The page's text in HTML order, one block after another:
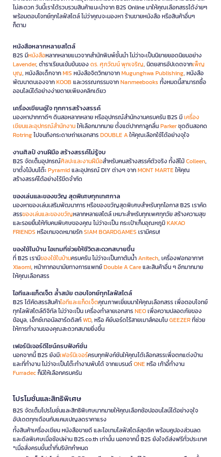
ไม่สะดวก วันนี้เราได้รวบรวมสินค้าแนะนำจาก B2S Online มาให้คุณเลือกสรรได้ง่ายๆ
พร้อมตอบโจทย์ทุกไลฟ์สไตล์ ไม่ว่าคุณจะมองหา ร้านขายหนังสือ หรือสินค้าอื่นๆ
ก็ตาม
หนังสือหลากหลายสไตล์
B2S มีหนังสือหลากหลายแนวจากสำนักพิมพ์ชั้นนำ ไม่ว่าจะเป็นนิยายยอดนิยมอย่าง
Lavender, ตำราเรียนเข้มข้นของดร. ศุภวัฒน์ พุกเจริญ, นิตยสารอัปเดตจากเพ็ญ
บุญ, หนังสือเด็กจากMIS หนังสือจิตวิทยาจากMugunghwa Publishing, หนังสือ
พัฒนาตนเองจากKOOB และวรรณกรรมจากNanmeebooks ทั้งหมดนี้สามารถซื้อ
ออนไลน์ได้อย่างง่ายดายเพียงคลิกเดียว
เครื่องเขียนคู่ใจ ทุกการสร้างสรรค์
มองหาปากกาดีๆ ดินสอหลากหลาย หรืออุปกรณ์สำนักงานครบครัน B2S มีเครื่อง
เขียนและอุปกรณ์สำนักงานให้เลือกมากมาย ตั้งแต่ปากกาลูกลื่นParkerชุดดินสอกด
Rotringไปจนถึงกระดาษถ่ายเอกสารDOUBLE Aให้คุณเลือกใช้ได้อย่างจุใจ
งานศิลป์ งานฝีมือ สร้างสรรค์ไม่รู้จบ
B2S จัดเต็มอุปกรณ์ศิลปะและงานฝีมือสำหรับคนสร้างสรรค์ตัวจริง ทั้งสีไม้Colleen,
ขาตั้งไม้บนโต๊ะPyramidและอุปกรณ์ DIY ต่างๆ จากMONT MARTEให้คุณ
สร้างสรรค์ได้อย่างไร้ขีดจำกัด
ของเล่นและของขวัญ สุดพิเศษทุกเทศกาล
มองหาของเล่นเสริมพัฒนาการ หรือของขวัญสุดพิเศษสำหรับทุกโอกาส B2S เราคัด
สรรของเล่นและของขวัญหลากหลายสไตล์ เหมาะสำหรับทุกเพศทุกวัย สร้างความสุข
และรอยยิ้มให้กับคนพิเศษของคุณ ไม่ว่าจะเป็น กระเป๋าเก็บอุณหภูมิKAKAO
FRIENDS หรือเกมจดหมายรักSIAM BOARDGAMES เรามีครบ!
ของใช้ในบ้าน ไอเทมที่ช่วยให้ชีวิตสะดวกสบายขึ้น
ที่ B2S เรามีของใช้ในบ้านครบครัน ไม่ว่าจะเป็นกาต้มน้ำAnitech, เครื่องฟอกอากาศ
Xiaomi, หน้ากากอนามัยทางการแพทย์Double A Careและสินค้าอื่น ๆ อีกมากมาย
ให้คุณเลือกสรร
ไอทีและแก็ดเจ็ต ล้ำสมัย ตอบโจทย์ทุกไลฟ์สไตล์
B2S ได้คัดสรรสินค้าไอทีและแก็ดเจ็ตคุณภาพเยี่ยมมาให้คุณเลือกสรร เพื่อตอบโจทย์
ทุกไลฟ์สไตล์ดิจิทัล ไม่ว่าจะเป็น เครื่องทำลายเอกสารNEOเพื่อความปลอดภัยของ
ข้อมูล, เอ็กซ์เทอนัลฮาร์ดดิสก์WD, หรือ คีย์บอร์ดไร้สายเมาส์คอมโบGEEZERที่ช่วย
ให้การทำงานของคุณสะดวกสบายยิ่งขึ้น
เฟอร์นิเจอร์ดีไซน์ครบฟังก์ชั่น
นอกจากนี้ B2S ยังมีเฟอร์นิเจอร์ครบทุกฟังก์ชันให้คุณได้เลือกสรรเพื่อตกแต่งบ้าน
และที่ทำงาน ไม่ว่าจะเป็นโต๊ะทำงานพับได้ จากแบรนด์ONEหรือ เก้าอี้ทำงาน
Furradecก็มีให้เลือกครบครัน
โปรโมชั่นและสิทธิพิเศษ
B2S จัดเต็มโปรโมชั่นและสิทธิพิเศษมากมายให้คุณเลือกช้อปออนไลน์ได้อย่างจุใจ
อัปเดตทุกเดือนกับแคมเปญลดราคาแรง
ทั้งสินค้าเครื่องเขียน หนังสือขายดี และไอเทมไลฟ์สไตล์สุดชิค พร้อมคูปองส่วนลด
และดีลพิเศษเมื่อช้อปผ่าน B2S.co.th เท่านั้น นอกจากนี้ B2S ยังใจดีส่งฟรีทั่วประเทศ
*เมื่อสั่งครบขั้นต่ำที่บริษัทกำหนด